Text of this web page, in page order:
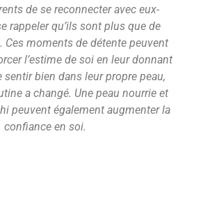
de se reconnecter avec eux-
rappeler qu’ils sont plus que de
Ces moments de détente peuvent
l’estime de soi en leur donnant
sentir bien dans leur propre peau,
a changé. Une peau nourrie et
peuvent également augmenter la
confiance en soi.